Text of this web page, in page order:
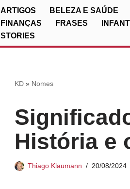
ARTIGOS BELEZA E SAÚDE
FINANÇAS
FRASES
STORIES
KD» Nomes
História e
Thiago Klaumann 20/08/2024